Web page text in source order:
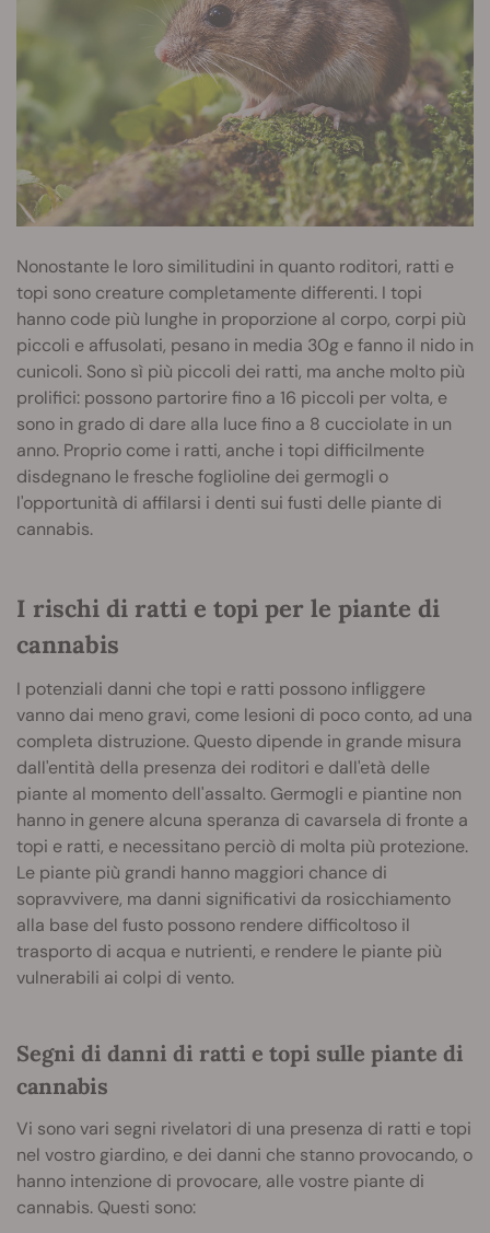
Nonostante le loro similitudini in quanto roditori, ratti e
topi sono creature completamente differenti. I topi
hanno code più lunghe in proporzione al corpo, corpi più
piccoli e affusolati, pesano in media 30g e fanno il nido in
cunicoli. Sono sì più piccoli dei ratti, ma anche molto più
prolifici: possono partorire fino a 16 piccoli per volta, e
sono in grado di dare alla luce fino a 8 cucciolate in un
anno. Proprio come i ratti, anche i topi difficilmente
disdegnano le fresche foglioline dei germogli o
l'opportunità di affilarsi i denti sui fusti delle piante di
cannabis.
I rischi di ratti e topi per le piante di
cannabis
I potenziali danni che topi e ratti possono infliggere
vanno dai meno gravi, come lesioni di poco conto, ad una
completa distruzione. Questo dipende in grande misura
dall'entità della presenza dei roditori e dall'età delle
piante al momento dell'assalto. Germogli e piantine non
hanno in genere alcuna speranza di cavarsela di fronte a
topi e ratti, e necessitano perciò di molta più protezione.
Le piante più grandi hanno maggiori chance di
sopravvivere, ma danni significativi da rosicchiamento
alla base del fusto possono rendere difficoltoso il
trasporto di acqua e nutrienti, e rendere le piante più
vulnerabili ai colpi di vento.
Segni di danni di ratti e topi sulle piante di
cannabis
Vi sono vari segni rivelatori di una presenza di ratti e topi
nel vostro giardino, e dei danni che stanno provocando, o
hanno intenzione di provocare, alle vostre piante di
cannabis. Questi sono: